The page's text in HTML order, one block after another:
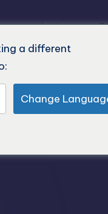
productos
a different
Change